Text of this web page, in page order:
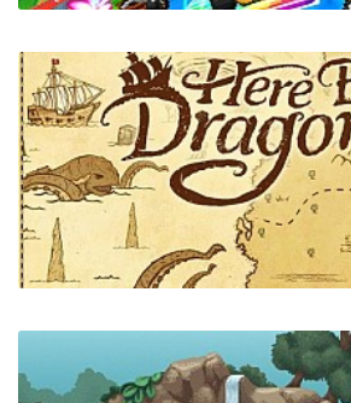
Super Indie Karts